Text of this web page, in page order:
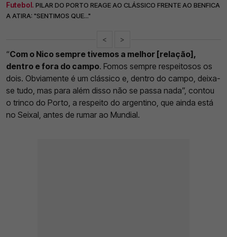
Futebol. PILAR DO PORTO REAGE AO CLÁSSICO FRENTE AO BENFICA
A ATIRA: "SENTIMOS QUE..."
< >
“Com o Nico sempre tivemos a melhor [relação],
dentro e fora do campo. Fomos sempre respeitosos os
dois. Obviamente é um clássico e, dentro do campo, deixa-
se tudo, mas para além disso não se passa nada”, contou
o trinco do Porto, a respeito do argentino, que ainda está
no Seixal, antes de rumar ao Mundial.